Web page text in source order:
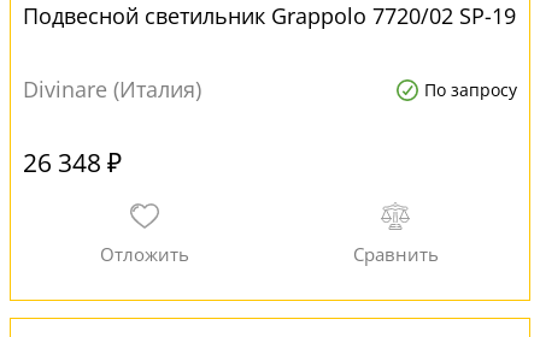
Подвесной светильник Grappolo 7720/02 SP-19
Divinare (Италия) По запросу
26 348 ₽